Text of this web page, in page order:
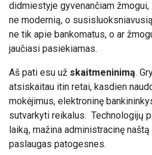
didmiestyje gyvenančiam
ne modernią, o
ne tik apie bankomatus, o ar
jaučiasi pasiekiamas.
Aš pati esu už skaitmeninimą.
atsiskaitau itin retai, kasdien
mokėjimus, elektroninę
sutvarkyti reikalus. Technologijų
laiką, mažina administracinę
paslaugas patogesnes.